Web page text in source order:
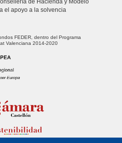
de Hacienda y Modelo
el apoyo a la solvencia
FEDER, dentro del Programa
Valenciana 2014-2020
Europeo de Desarrollo Regional